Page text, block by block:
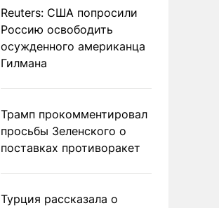
Reuters: США попросили
Россию освободить
осужденного американца
Гилмана
Трамп прокомментировал
просьбы Зеленского о
поставках противоракет
Турция рассказала о